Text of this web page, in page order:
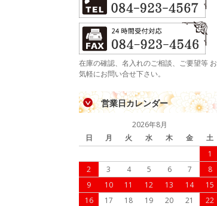
在庫の確認、名入れのご相談、ご要望等 お
気軽にお問い合せ下さい。
営業日カレンダー
2026年8月
日
月 火 水 木 金
土
1
2
3 4 5 6 7
8
9
10 11 12 13 14
15
16
17 18 19 20 21
22